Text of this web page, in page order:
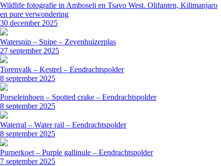
Wildlife fotografie in Amboseli en Tsavo West. Olifanten, Kilimanjaro
en pure verwondering
30 december 2025
Watersnip – Snipe – Zevenhuizerplas
27 september 2025
Torenvalk – Kestrel – Eendrachtspolder
8 september 2025
Porseleinhoen – Spotted crake – Eendrachtspolder
8 september 2025
Waterral – Water rail – Eendrachtspolder
8 september 2025
Purperkoet – Purple gallinule – Eendrachtspolder
7 september 2025